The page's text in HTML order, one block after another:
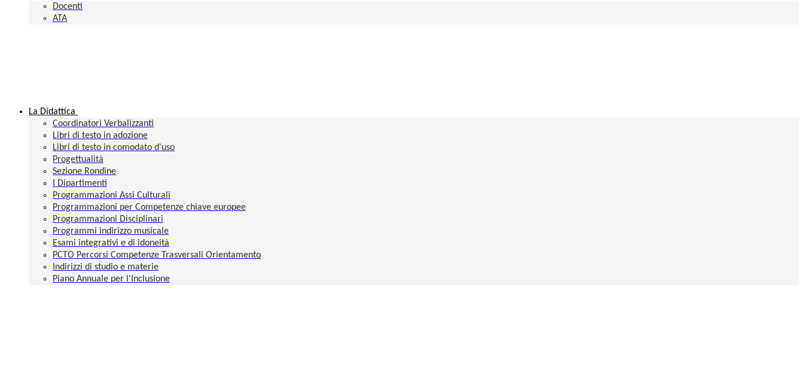
Docenti
ATA
La Didattica
Coordinatori Verbalizzanti
Libri di testo in adozione
Libri di testo in comodato d'uso
Progettualità
Sezione Rondine
I Dipartimenti
Programmazioni Assi Culturali
Programmazioni per Competenze chiave europee
Programmazioni Disciplinari
Programmi indirizzo musicale
Esami integrativi e di idoneità
PCTO Percorsi Competenze Trasversali Orientamento
Indirizzi di studio e materie
Piano Annuale per l'Inclusione